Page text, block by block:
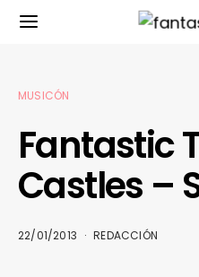
MUSICÓN
Fantastic
Castles –
22/01/2013 REDACCIÓN